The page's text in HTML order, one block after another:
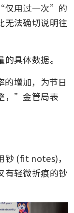
仅用过一次”的
无法确切说明往
具体数据。
增加，为节日
，”金管局表
钞 (fit notes)，
有轻微折痕的钞